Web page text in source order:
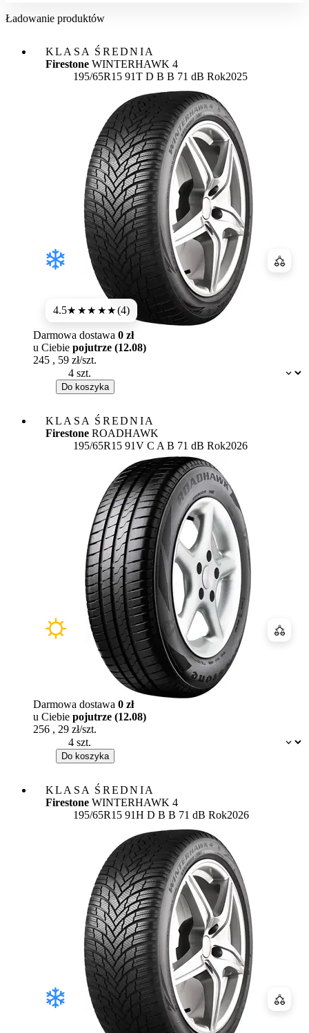
Ładowanie produktów
KLASA ŚREDNIA
Firestone WINTERHAWK 4
195/65R15 91T Etykieta:
D B B 71 dB Rok2025
4.5★★★★★(4)
Dostępność:
Darmowa dostawa 0 zł
u Ciebie pojutrze (12.08)
245 , 59 zł/szt.
Do koszyka
KLASA ŚREDNIA
Firestone ROADHAWK
195/65R15 91V Etykieta:
C A B 71 dB Rok2026
Dostępność:
Darmowa dostawa 0 zł
u Ciebie pojutrze (12.08)
256 , 29 zł/szt.
Do koszyka
KLASA ŚREDNIA
Firestone WINTERHAWK 4
195/65R15 91H Etykieta:
D B B 71 dB Rok2026